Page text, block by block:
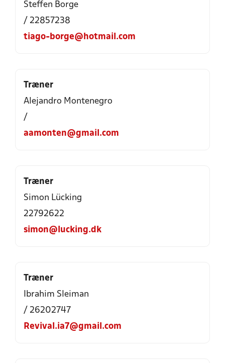
Steffen Borge
/ 22857238
tiago-borge@hotmail.com
Træner
Alejandro Montenegro
/
aamonten@gmail.com
Træner
Simon Lücking
22792622
simon@lucking.dk
Træner
Ibrahim Sleiman
/ 26202747
Revival.ia7@gmail.com